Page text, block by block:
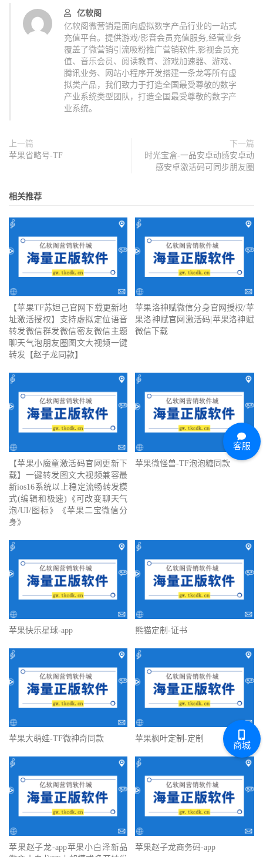
亿软阁
亿软阁微营销是面向虚拟数字产品行业的一站式
充值平台。提供游戏/影音会员充值服务,经营业务
覆盖了微营销引流吸粉推广营销软件,影视会员充
值、音乐会员、阅读教育、游戏加速器、游戏、
腾讯业务、网站小程序开发搭建一条龙等所有虚
拟类产品，我们致力于打造全国最受尊敬的数字
产业系统类型团队，打造全国最受尊敬的数字产
业系统。
上一篇
苹果省略号-TF
下一篇
时光宝盒-一品安卓动感安卓动
感安卓激活码可同步朋友圈
相关推荐
【苹果TF苏妲己官网下载更新地
址激活授权】支持虚拟定位语音
转发微信群发微信密友微信主题
聊天气泡朋友圈图文大视频一键
转发【赵子龙同款】
苹果洛神赋微信分身官网授权/苹
果洛神赋官网激活码|苹果洛神赋
微信下载
【苹果小魔童激活码官网更新下
载】一键转发图文大视频兼容最
新ios16系统以上稳定流畅转发模
式(编辑和极速)《可改变聊天气
泡/UI/图标》《苹果二宝微信分
身》
苹果微怪兽-TF泡泡糖同款
苹果快乐星球-app 熊猫定制-证书
苹果大萌娃-TF微神奇同款 苹果枫叶定制-定制
苹果赵子龙-app苹果小白泽新品
苹果赵子龙商务码-app
客服
商城